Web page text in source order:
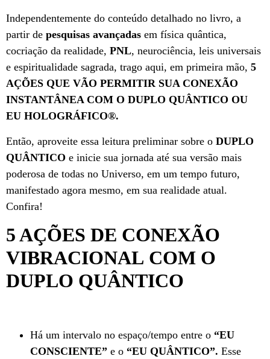
Independentemente do conteúdo detalhado no livro, a
partir de pesquisas avançadas em física quântica,
cocriação da realidade, PNL, neurociência, leis universais
e espiritualidade sagrada, trago aqui, em primeira mão, 5
AÇÕES QUE VÃO PERMITIR SUA CONEXÃO
INSTANTÂNEA COM O DUPLO QUÂNTICO OU
EU HOLOGRÁFICO®.
Então, aproveite essa leitura preliminar sobre o DUPLO
QUÂNTICO e inicie sua jornada até sua versão mais
poderosa de todas no Universo, em um tempo futuro,
manifestado agora mesmo, em sua realidade atual.
Confira!
5 AÇÕES DE CONEXÃO
VIBRACIONAL COM O
DUPLO QUÂNTICO
Há um intervalo no espaço/tempo entre o “EU
CONSCIENTE” e o “EU QUÂNTICO”. Esse